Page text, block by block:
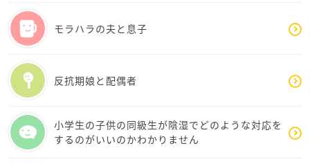
くなるとも思います。
前を向いたお気持ちで、日々過ごすことができますよ
モラハラの夫と息子
反抗期娘と配偶者
小学生の子供の同級生が陰湿でどのような対応を
するのがいいのかわかりません